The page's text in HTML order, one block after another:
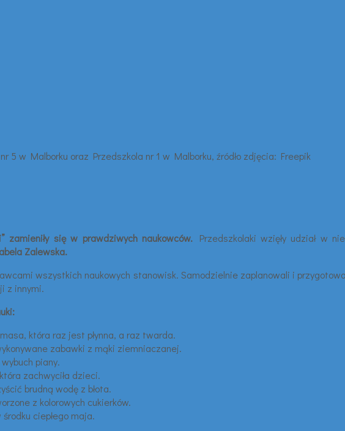
zamieniły się w prawdziwych naukowców. Przedszkolaki wzięły udział w
Zalewska.
wszystkich naukowych stanowisk. Samodzielnie zaplanowali i
z innymi.
która raz jest płynna, a raz twarda.
zabawki z mąki ziemniaczanej.
piany.
zachwyciła dzieci.
brudną wodę z błota.
z kolorowych cukierków.
ciepłego maja.